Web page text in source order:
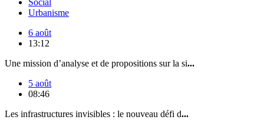
Urbanisme
6 août
13:12
Une mission d’analyse et de propositions sur la si...
5 août
08:46
Les infrastructures invisibles : le nouveau défi d...